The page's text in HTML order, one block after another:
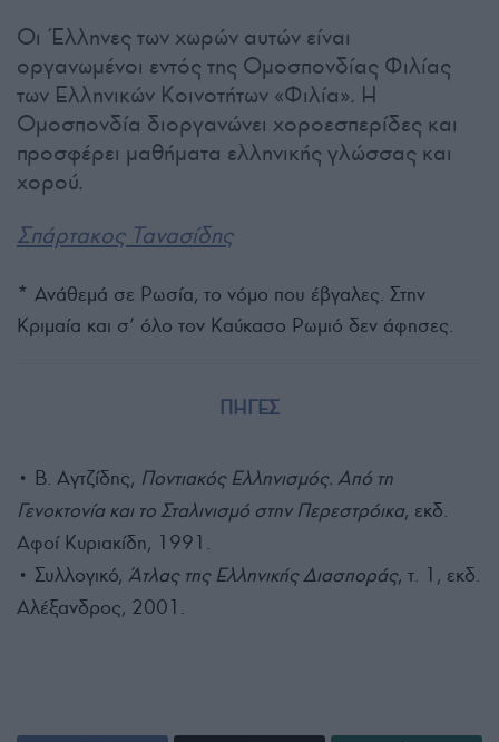
Οι Έλληνες των χωρών αυτών είναι
οργανωμένοι εντός της Ομοσπονδίας Φιλίας
των Ελληνικών Κοινοτήτων «Φιλία». Η
Ομοσπονδία διοργανώνει χοροεσπερίδες και
προσφέρει μαθήματα ελληνικής γλώσσας και
χορού.
Σπάρτακος Τανασίδης
* Ανάθεμά σε Ρωσία, το νόμο που έβγαλες. Στην
Κριμαία και σ’ όλο τον Καύκασο Ρωμιό δεν άφησες.
ΠΗΓΕΣ
• Β. Αγτζίδης, Ποντιακός Ελληνισμός. Από τη
Γενοκτονία και το Σταλινισμό στην Περεστρόικα, εκδ.
Αφοί Κυριακίδη, 1991.
• Συλλογικό, Άτλας της Ελληνικής Διασποράς, τ. 1, εκδ.
Αλέξανδρος, 2001.